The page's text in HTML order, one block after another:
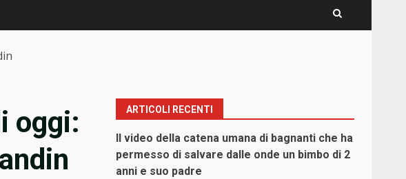
oggi:
ARTICOLI RECENTI
Il video della catena umana di bagnanti che ha
permesso di salvare dalle onde un bimbo di 2
anni e suo padre